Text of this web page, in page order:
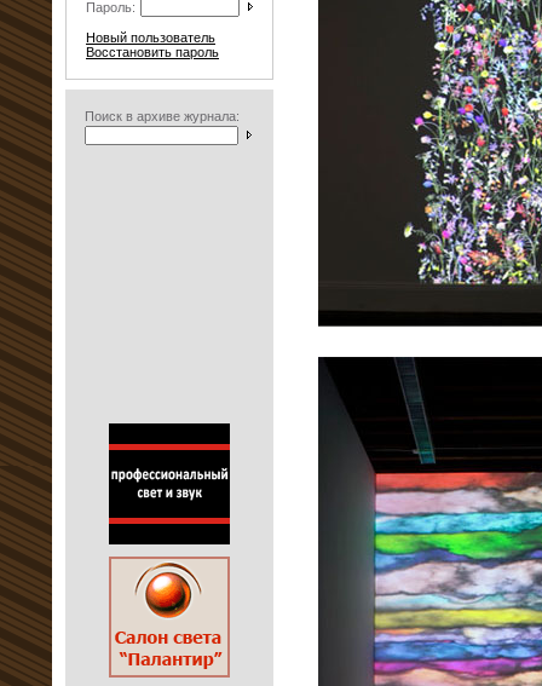
Пароль:
Новый пользователь
Восстановить пароль
Поиск в архиве журнала: